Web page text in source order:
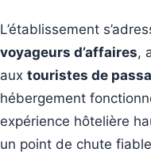
L’établissement
voyageurs d’affaires,
aux touristes de
hébergement
expérience hôtelière
un point de chute